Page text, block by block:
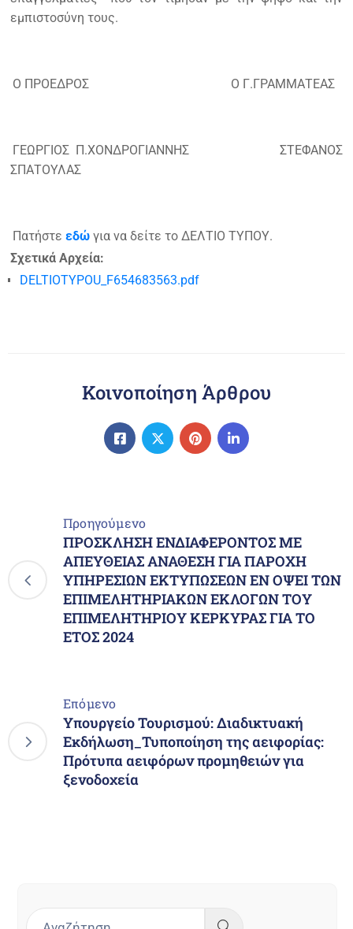
εμπιστοσύνη τους.
Ο ΠΡΟΕΔΡΟΣ Ο Γ.ΓΡΑΜΜΑΤΕΑΣ
ΓΕΩΡΓΙΟΣ Π.ΧΟΝΔΡΟΓΙΑΝΝΗΣ ΣΤΕΦΑΝΟΣ
ΣΠΑΤΟΥΛΑΣ
Πατήστε εδώ για να δείτε το ΔΕΛΤΙΟ ΤΥΠΟΥ.
Σχετικά Αρχεία:
DELTIOTYPOU_F654683563.pdf
Κοινοποίηση Άρθρου
Προηγούμενο
ΠΡΟΣΚΛΗΣΗ ΕΝΔΙΑΦΕΡΟΝΤΟΣ ΜΕ
ΑΠΕΥΘΕΙΑΣ ΑΝΑΘΕΣΗ ΓΙΑ ΠΑΡΟΧΗ
ΥΠΗΡΕΣΙΩΝ ΕΚΤΥΠΩΣΕΩΝ ΕΝ ΟΨΕΙ ΤΩΝ
ΕΠΙΜΕΛΗΤΗΡΙΑΚΩΝ ΕΚΛΟΓΩΝ ΤΟΥ
ΕΠΙΜΕΛΗΤΗΡΙΟΥ ΚΕΡΚΥΡΑΣ ΓΙΑ ΤΟ
ΕΤΟΣ 2024
Επόμενο
Υπουργείο Τουρισμού: Διαδικτυακή
Εκδήλωση_Τυποποίηση της αειφορίας:
Πρότυπα αειφόρων προμηθειών για
ξενοδοχεία